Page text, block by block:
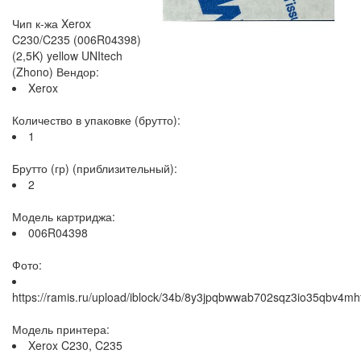
Чип к-жа Xerox
C230/C235 (006R04398)
(2,5K) yellow UNItech
(Zhono) Вендор:
Xerox
Количество в упаковке (брутто):
1
Брутто (гр) (приблизительный):
2
Модель картриджа:
006R04398
Фото:
https://ramis.ru/upload/iblock/34b/
Модель принтера:
Xerox C230, C235